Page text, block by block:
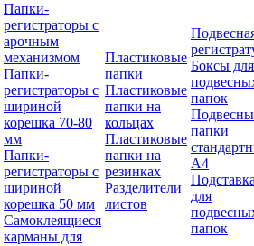
Папки-
регистраторы с
арочным
механизмом
Папки-
регистраторы с
шириной
корешка 70-80
мм
Папки-
регистраторы с
шириной
корешка 50 мм
Самоклеящиеся
карманы для
Пластиковые
папки
Пластиковые
папки на
кольцах
Пластиковые
папки на
резинках
Разделители
листов
Боксы для
папок
папки
А4
для
папок